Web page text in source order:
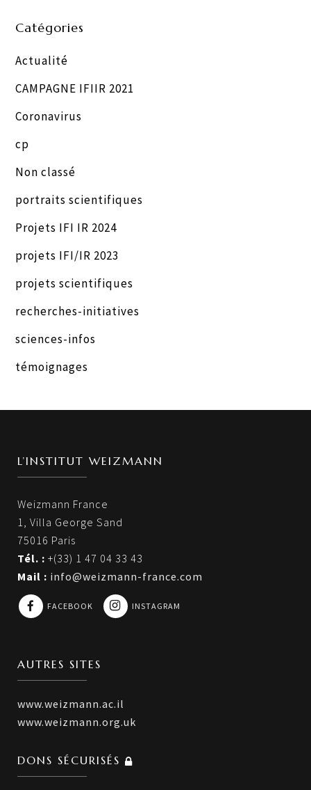
Catégories
Actualité
CAMPAGNE IFIIR 2021
Coronavirus
cp
Non classé
portraits scientifiques
Projets IFI IR 2024
projets IFI/IR 2023
projets scientifiques
recherches-initiatives
sciences-infos
témoignages
L’INSTITUT WEIZMANN
Weizmann France
1, Villa George Sand
75016 Paris
Tél. : +(33) 1 47 04 33 43
Mail : info@weizmann-france.com
FACEBOOK INSTAGRAM
AUTRES SITES
www.weizmann.ac.il
www.weizmann.org.uk
DONS SÉCURISÉS